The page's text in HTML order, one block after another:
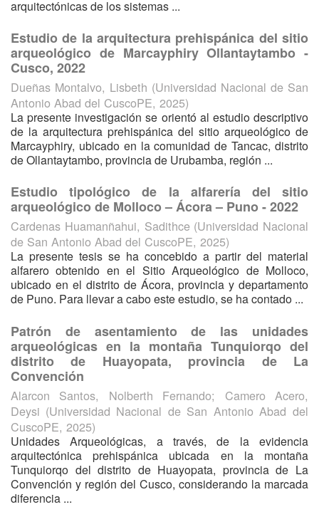
arquitectónicas de los sistemas ...
Estudio de la arquitectura prehispánica del sitio
arqueológico de Marcayphiry Ollantaytambo -
Cusco, 2022
Dueñas Montalvo, Lisbeth (Universidad Nacional de San
Antonio Abad del CuscoPE, 2025)
La presente investigación se orientó al estudio descriptivo
de la arquitectura prehispánica del sitio arqueológico de
Marcayphiry, ubicado en la comunidad de Tancac, distrito
de Ollantaytambo, provincia de Urubamba, región ...
Estudio tipológico de la alfarería del sitio
arqueológico de Molloco – Ácora – Puno - 2022
Cardenas Huamanñahui, Sadithce (Universidad Nacional
de San Antonio Abad del CuscoPE, 2025)
La presente tesis se ha concebido a partir del material
alfarero obtenido en el Sitio Arqueológico de Molloco,
ubicado en el distrito de Ácora, provincia y departamento
de Puno. Para llevar a cabo este estudio, se ha contado ...
Patrón de asentamiento de las unidades
arqueológicas en la montaña Tunquiorqo del
distrito de Huayopata, provincia de La
Convención
Alarcon Santos, Nolberth Fernando; Camero Acero,
Deysi (Universidad Nacional de San Antonio Abad del
CuscoPE, 2025)
Unidades Arqueológicas, a través, de la evidencia
arquitectónica prehispánica ubicada en la montaña
Tunquiorqo del distrito de Huayopata, provincia de La
Convención y región del Cusco, considerando la marcada
diferencia ...